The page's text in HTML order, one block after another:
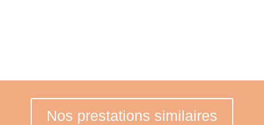
Nos prestations similaires